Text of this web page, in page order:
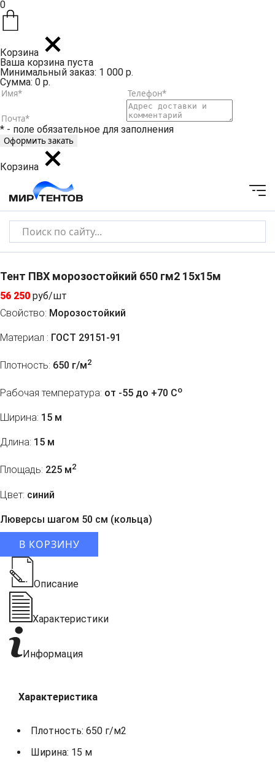
0
Корзина
Ваша корзина пуста
Минимальный заказ: 1 000 р.
Сумма: 0 р.
* - поле обязательное для заполнения
Корзина
Тент ПВХ морозостойкий 650 гм2 15х15м
56 250 руб/шт
Свойство: Морозостойкий
Материал : ГОСТ 29151-91
Плотность: 650 г/м2
Рабочая температура: от -55 до +70 Co
Ширина: 15 м
Длина: 15 м
Площадь: 225 м2
Цвет: синий
Люверсы шагом 50 см (кольца)
В КОРЗИНУ
Описание
Характеристики
Информация
Характеристика
Плотность: 650 г/м2
Ширина: 15 м